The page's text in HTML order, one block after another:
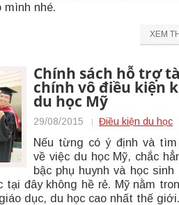
mình nhé.
XEM
Chính sách hỗ trợ
chính vô điều kiện
du học Mỹ
29/08/2015 Điều kiện du học
Nếu từng có ý định và tìm
về việc du học Mỹ, chắc
bậc phụ huynh và học sinh
tại đây không hề rẻ. Mỹ nằm
dục, du học cao nhất thế